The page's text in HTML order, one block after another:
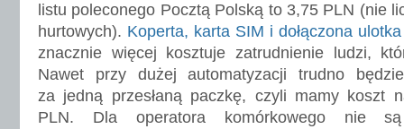
listu poleconego Pocztą Polską to 3,75 PLN (nie
hurtowych). Koperta, karta SIM i dołączona
znacznie więcej kosztuje zatrudnienie ludzi,
Nawet przy dużej automatyzacji trudno
za jedną przesłaną paczkę, czyli mamy koszt
PLN. Dla operatora komórkowego nie